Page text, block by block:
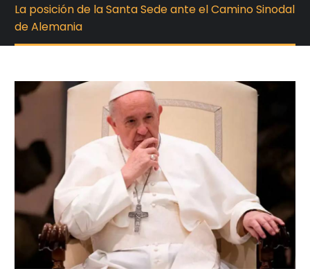
La posición de la Santa Sede ante el Camino Sinodal
de Alemania